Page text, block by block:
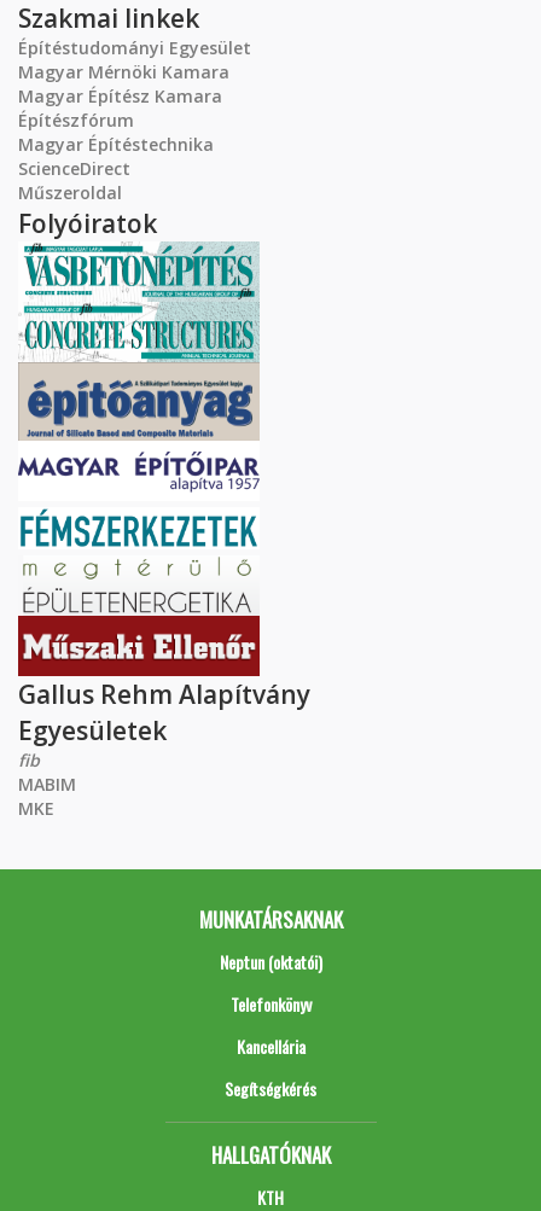
Szakmai linkek
Építéstudományi Egyesület
Magyar Mérnöki Kamara
Magyar Építész Kamara
Építészfórum
Magyar Építéstechnika
ScienceDirect
Műszeroldal
Folyóiratok
Gallus Rehm Alapítvány
Egyesületek
fib
MABIM
MKE
MUNKATÁRSAKNAK
Neptun (oktatói)
Telefonkönyv
Kancellária
Segítségkérés
HALLGATÓKNAK
KTH